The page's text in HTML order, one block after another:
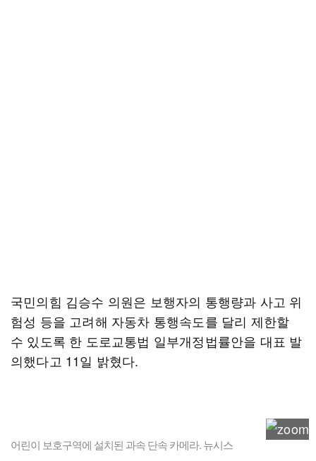
국민의힘 김승수 의원은 보행자의 통행량과 사고 위
험성 등을 고려해 자동차 통행속도를 달리 제한할
수 있도록 한 도로교통법 일부개정법률안을 대표 발
의했다고 11일 밝혔다.
어린이 보호구역에 설치된 과속 단속 카메라. 뉴시스